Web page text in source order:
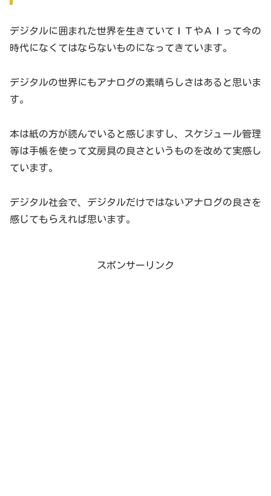
デジタルに囲まれた世界を生きていてＩＴやＡＩって今の
時代になくてはならないものになってきています。
デジタルの世界にもアナログの素晴らしさはあると思いま
す。
本は紙の方が読んでいると感じますし、スケジュール管理
等は手帳を使って文房具の良さというものを改めて実感し
ています。
デジタル社会で、デジタルだけではないアナログの良さを
感じてもらえれば思います。
スポンサーリンク